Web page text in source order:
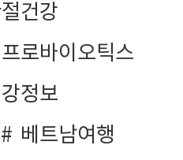
건강
프로바이오틱스
정보
베트남여행